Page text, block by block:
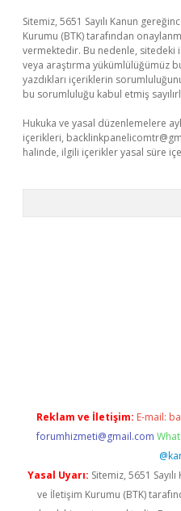
Sitemiz, 5651 Sayılı Kanun
Kurumu (BTK) tarafından
vermektedir. Bu nedenle,
veya araştırma yükümlülüğümüz
yazdıkları içeriklerin
bu sorumluluğu kabul etmiş
Hukuka ve yasal düzenlemelere
içerikleri,
halinde, ilgili içerikler yasal süre
Reklam ve İletişim: E-mail:
forumhizmeti@gmail.com
Yasal Uyarı: Sitemiz, 5651
ve İletişim Kurumu (BTK)